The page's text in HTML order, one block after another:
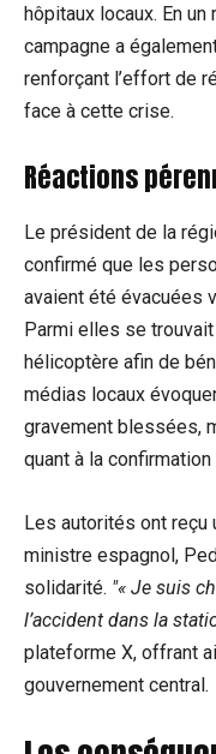
hôpitaux locaux. En
campagne a
renforçant l’effort de
face à cette crise.
Réactions
Le président de la
confirmé que les
avaient été évacuées
Parmi elles se
hélicoptère afin de
médias locaux
gravement blessées,
quant à la
Les autorités ont
ministre espagnol,
solidarité. « Je suis
l’accident dans la
plateforme X, offrant
gouvernement central.